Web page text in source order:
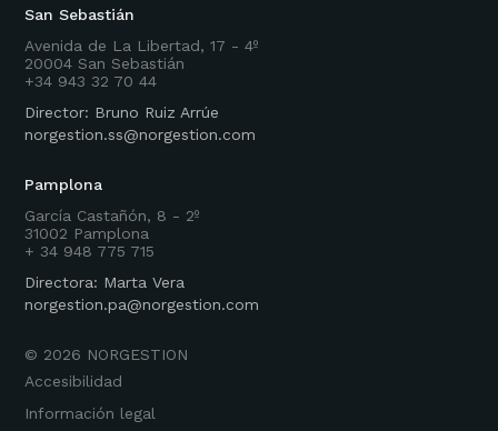
San Sebastián
Avenida de La Libertad, 17 - 4º
20004 San Sebastián
+34 943 32 70 44
Director: Bruno Ruiz Arrúe
norgestion.ss@norgestion.com
Pamplona
García Castañón, 8 - 2º
31002 Pamplona
+ 34 948 775 715
Directora: Marta Vera
norgestion.pa@norgestion.com
Accesibilidad
Información legal
© 2026 NORGESTION